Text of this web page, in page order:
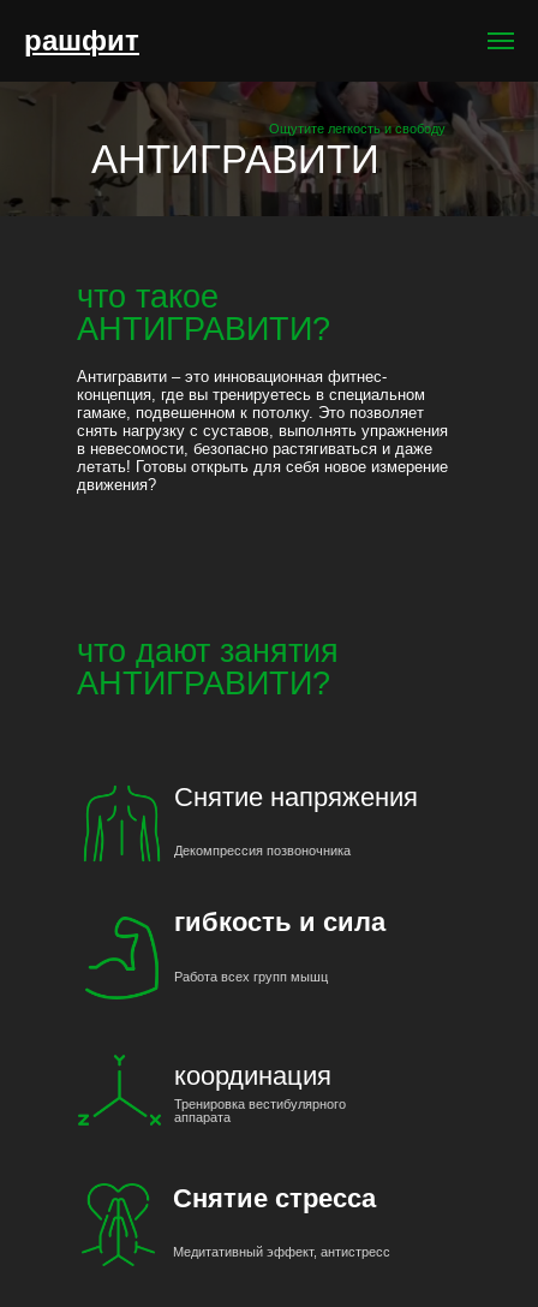
рашфит
Ощутите легкость и свободу
АНТИГРАВИТИ
что такое
АНТИГРАВИТИ?
Антигравити – это инновационная фитнес-
концепция, где вы тренируетесь в специальном
гамаке, подвешенном к потолку. Это позволяет
снять нагрузку с суставов, выполнять упражнения
в невесомости, безопасно растягиваться и даже
летать! Готовы открыть для себя новое измерение
движения?
что дают занятия
АНТИГРАВИТИ?
Медитативный эффект, антистресс
Снятие стресса
координация
Тренировка вестибулярного
аппарата
Снятие напряжения
гибкость и сила
Работа всех групп мышц
Декомпрессия позвоночника